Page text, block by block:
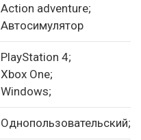
Action adventure;
Автосимулятор
PlayStation 4;
Xbox One;
Windows;
Однопользовательский;